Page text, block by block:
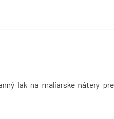
lak na maliarske nátery pre